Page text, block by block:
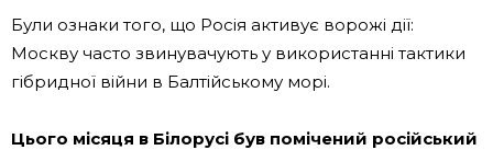
Були ознаки того, що Росія активує ворожі дії:
Москву часто звинувачують у використанні тактики
гібридної війни в Балтійському морі.
Цього місяця в Білорусі був помічений російський